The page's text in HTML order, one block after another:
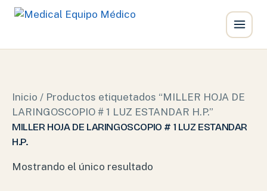
Inicio / Productos etiquetados “MILLER HOJA DE
LARINGOSCOPIO # 1 LUZ ESTANDAR H.P.”
MILLER HOJA DE LARINGOSCOPIO # 1 LUZ ESTANDAR
H.P.
Mostrando el único resultado